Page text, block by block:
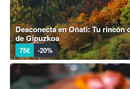
Desconecta en Oñati: Tu rincón
de Gipuzkoa
75€ -20%